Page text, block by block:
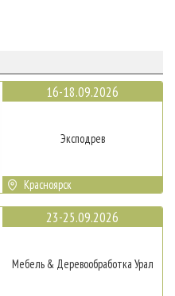
16-18.09.2026
Эксподрев
Красноярск
23-25.09.2026
Мебель & Деревообработка Урал